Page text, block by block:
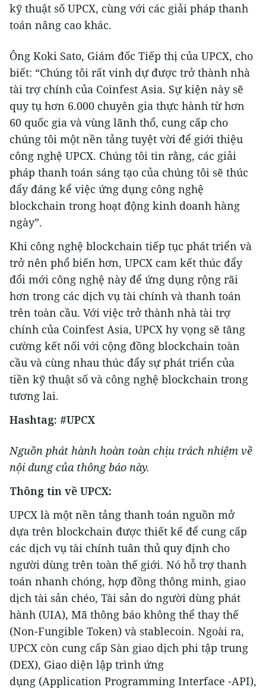
kỹ thuật số UPCX, cùng với các giải pháp thanh
toán nâng cao khác.
Ông Koki Sato, Giám đốc Tiếp thị của UPCX, cho
biết: “Chúng tôi rất vinh dự được trở thành nhà
tài trợ chính của Coinfest Asia. Sự kiện này sẽ
quy tụ hơn 6.000 chuyên gia thực hành từ hơn
60 quốc gia và vùng lãnh thổ, cung cấp cho
chúng tôi một nền tảng tuyệt vời để giới thiệu
công nghệ UPCX. Chúng tôi tin rằng, các giải
pháp thanh toán sáng tạo của chúng tôi sẽ thúc
đẩy đáng kể việc ứng dụng công nghệ
blockchain trong hoạt động kinh doanh hàng
ngày”.
Khi công nghệ blockchain tiếp tục phát triển và
trở nên phổ biến hơn, UPCX cam kết thúc đẩy
đổi mới công nghệ này để ứng dụng rộng rãi
hơn trong các dịch vụ tài chính và thanh toán
trên toàn cầu. Với việc trở thành nhà tài trợ
chính của Coinfest Asia, UPCX hy vọng sẽ tăng
cường kết nối với cộng đồng blockchain toàn
cầu và cùng nhau thúc đẩy sự phát triển của
tiền kỹ thuật số và công nghệ blockchain trong
tương lai.
Hashtag: #UPCX
Nguồn phát hành hoàn toàn chịu trách nhiệm về
nội dung của thông báo này.
Thông tin về UPCX:
UPCX là một nền tảng thanh toán nguồn mở
dựa trên blockchain được thiết kế để cung cấp
các dịch vụ tài chính tuân thủ quy định cho
người dùng trên toàn thế giới. Nó hỗ trợ thanh
toán nhanh chóng, hợp đồng thông minh, giao
dịch tài sản chéo, Tài sản do người dùng phát
hành (UIA), Mã thông báo không thể thay thế
(Non-Fungible Token) và stablecoin. Ngoài ra,
UPCX còn cung cấp Sàn giao dịch phi tập trung
(DEX), Giao diện lập trình ứng
dụng (Application Programming Interface -API),